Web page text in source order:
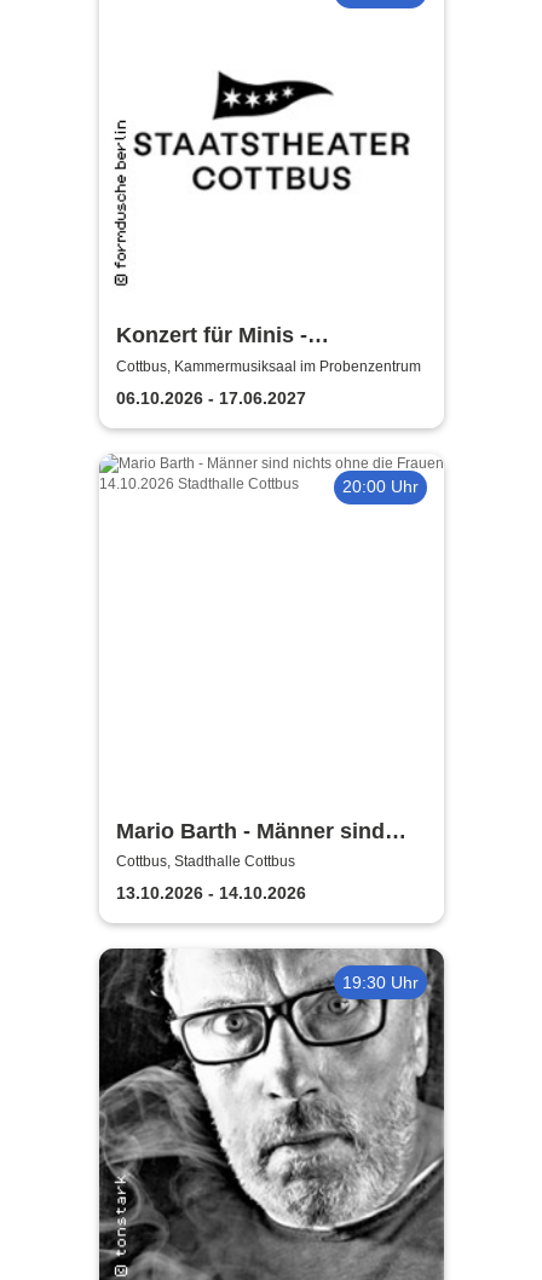
Konzert für Minis -
Staatstheater Cottbus
Cottbus, Kammermusiksaal im Probenzentrum
06.10.2026 - 17.06.2027
20:00 Uhr
Mario Barth - Männer sind
nichts ohne die Frauen
Cottbus, Stadthalle Cottbus
13.10.2026 - 14.10.2026
19:30 Uhr